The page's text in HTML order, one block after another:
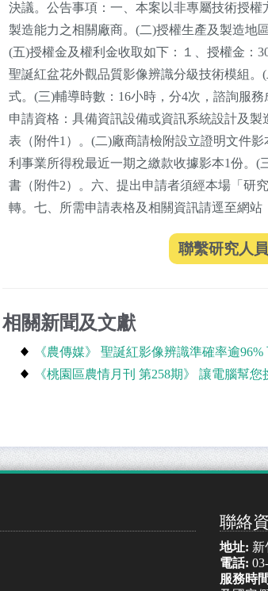
決議。公告事項：一、本案以非專屬技術授
製造能力之相關廠商。(二)授權生產及製造地
(五)授權金及權利金收取如下：１、授權金：
聖誕紅盆花外觀品質影像辨識分級技術模組
式。(三)輔導時數：16小時，分4次，諮詢服
申請資格：具備資訊設備或資訊系統設計及
表（附件1）。(二)廠商請檢附設立證明文件
利事業所得稅最近一期之繳款收據影本1份。
書（附件2）。六、提出申請者須經本場「研
轉。七、所需申請表格及相關資訊請逕至網站
相關新聞及文獻
《農傳媒》 聖誕紅影像辨識準確率逾
《桃園區農情月刊 第258期》 讓電腦幫您
聯絡
地址: 新
電話:
服務時